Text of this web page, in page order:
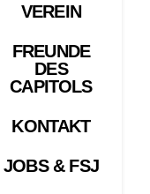
VEREIN
FREUNDE
DES
CAPITOLS
KONTAKT
JOBS & FSJ